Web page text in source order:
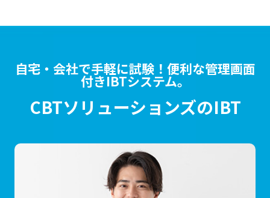
自宅・会社で手軽に試験！便利な管理画面
付きIBTシステム。
CBTソリューションズのIBT